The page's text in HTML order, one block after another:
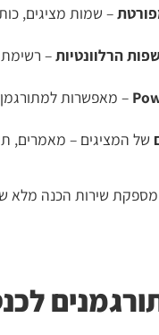
– שמות מציגים,
הרלוונטיות– רשימת
– מאפשרות
של המציגים – מאמרים,
מספקת שירות הכנה מלא